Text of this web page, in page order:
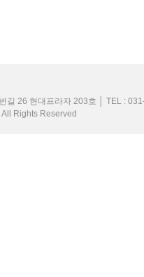
길 26 현대프라자 203호 │ TEL :
Rights Reserved